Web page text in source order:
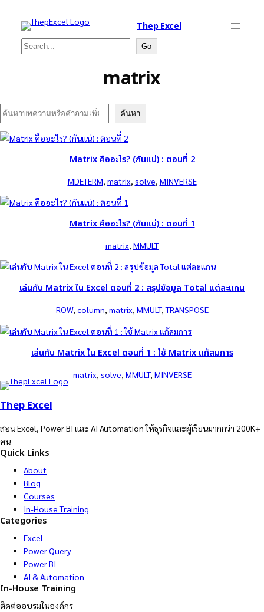
Thep Excel
Search Go
matrix
Search ค้นหา
Matrix คืออะไร? (กันแน่) : ตอนที่ 2
MDETERM, matrix, solve, MINVERSE
Matrix คืออะไร? (กันแน่) : ตอนที่ 1
matrix, MMULT
เล่นกับ Matrix ใน Excel ตอนที่ 2 : สรุปข้อมูล Total แต่ละแกน
ROW, column, matrix, MMULT, TRANSPOSE
เล่นกับ Matrix ใน Excel ตอนที่ 1 : ใช้ Matrix แก้สมการ
matrix solve MMULT, MINVERSE
Thep Excel
สอน Excel, Power BI และ AI Automation ให้ธุรกิจและผู้เรียนมากกว่า 200K+
คน
Quick Links
About
Blog
Courses
In-House Training
Categories
Excel
Power Query
Power BI
AI & Automation
In-House Training
ติดต่ออบรมในองค์กร